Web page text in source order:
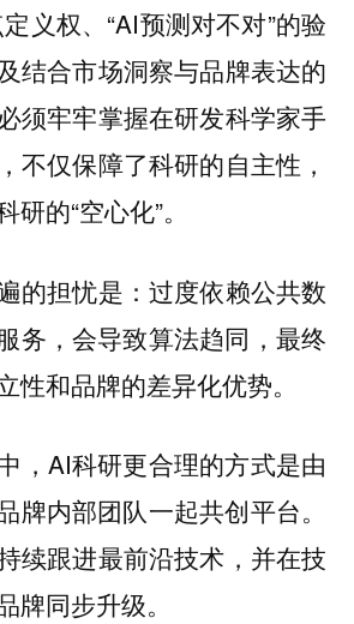
义权、“AI预测对不对”的验
结合市场洞察与品牌表达的
须牢牢掌握在研发科学家手
不仅保障了科研的自主性，
的“空心化”。
的担忧是：过度依赖公共数
务，会导致算法趋同，最终
性和品牌的差异化优势。
，AI科研更合理的方式是由
牌内部团队一起共创平台。
续跟进最前沿技术，并在技
牌同步升级。